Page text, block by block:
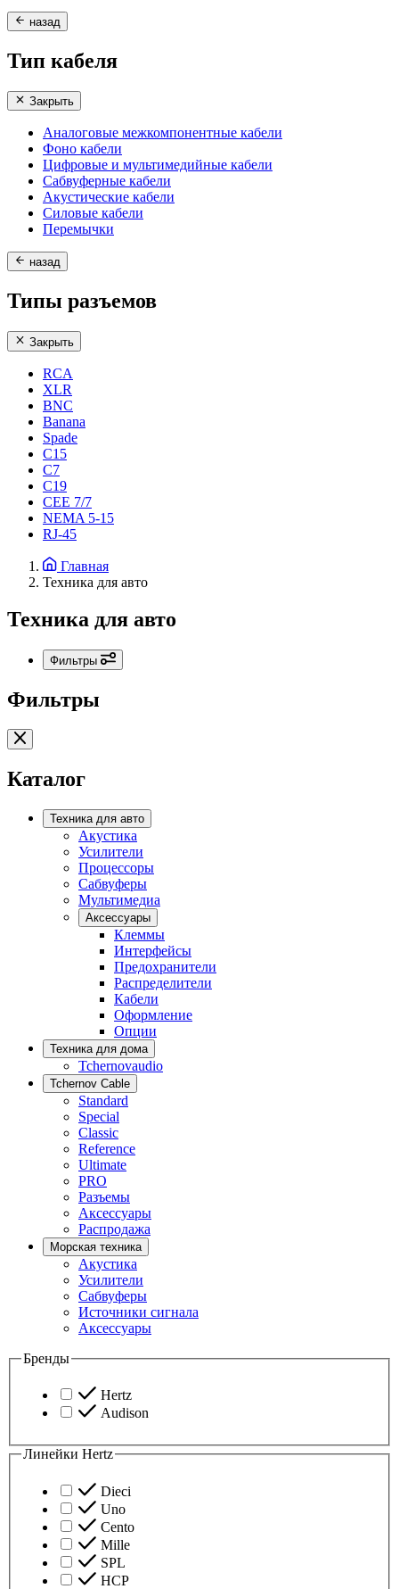
назад
Тип кабеля
Закрыть
Аналоговые межкомпонентные кабели
Фоно кабели
Цифровые и мультимедийные кабели
Сабвуферные кабели
Акустические кабели
Силовые кабели
Перемычки
назад
Типы разъемов
Закрыть
RCA
XLR
BNC
Banana
Spade
C15
С7
C19
CEE 7/7
NEMA 5-15
RJ-45
Главная
Техника для авто
Техника для авто
Фильтры
Фильтры
Каталог
Техника для авто
Акустика
Усилители
Процессоры
Сабвуферы
Мультимедиа
Аксессуары
Клеммы
Интерфейсы
Предохранители
Распределители
Кабели
Оформление
Опции
Техника для дома
Tchernovaudio
Tchernov Cable
Standard
Special
Classic
Reference
Ultimate
PRO
Разъемы
Аксессуары
Распродажа
Морская техника
Акустика
Усилители
Сабвуферы
Источники сигнала
Аксессуары
Бренды
Hertz
Audison
Линейки Hertz
Dieci
Uno
Cento
Mille
SPL
HCP